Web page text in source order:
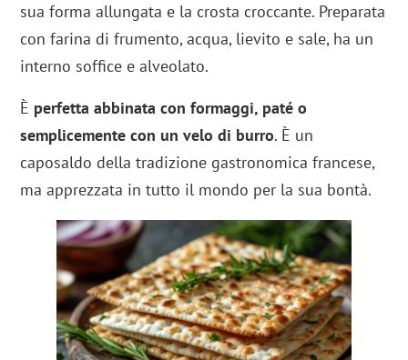
sua forma allungata e la crosta croccante. Preparata
con farina di frumento, acqua, lievito e sale, ha un
interno soffice e alveolato.
È perfetta abbinata con formaggi, paté o
semplicemente con un velo di burro. È un
caposaldo della tradizione gastronomica francese,
ma apprezzata in tutto il mondo per la sua bontà.